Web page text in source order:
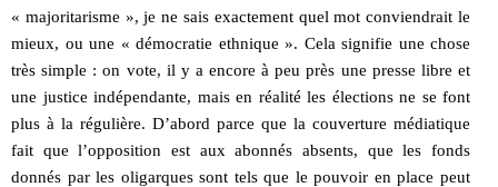
« majoritarisme », je ne sais exactement quel mot conviendrait le
mieux, ou une « démocratie ethnique ». Cela signifie une chose
très simple : on vote, il y a encore à peu près une presse libre et
une justice indépendante, mais en réalité les élections ne se font
plus à la régulière. D’abord parce que la couverture médiatique
fait que l’opposition est aux abonnés absents, que les fonds
donnés par les oligarques sont tels que le pouvoir en place peut